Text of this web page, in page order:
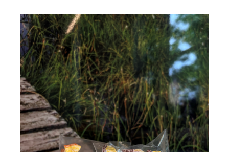
Sie
Freizeitaktivitäten,
Wanderrouten,
Hotels,
Restaurants
und
Shops